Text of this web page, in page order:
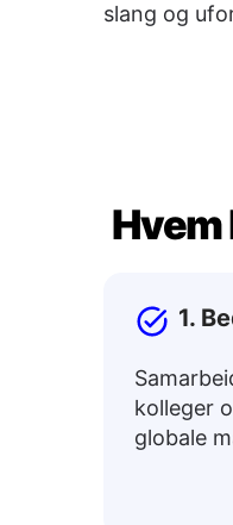
slang og
1.
kolleger
globale